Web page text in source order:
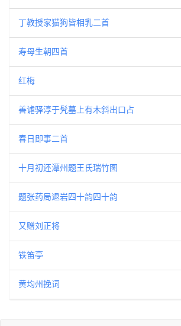
丁教授家猫狗皆相乳二首
寿母生朝四首
红梅
善谑驿淳于髠墓上有木斜出口占
春日即事二首
十月初还潭州题王氏瑞竹图
题张药局退岩四十韵四十韵
又赠刘正将
铁笛亭
黄均州挽词